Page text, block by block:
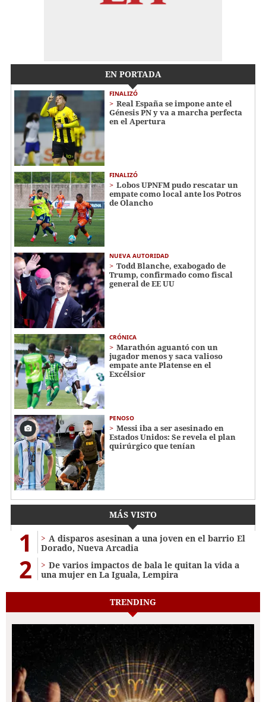
EN PORTADA
FINALIZÓ
Real España se impone ante el
Génesis PN y va a marcha perfecta
en el Apertura
FINALIZÓ
Lobos UPNFM pudo rescatar un
empate como local ante los Potros
de Olancho
NUEVA AUTORIDAD
Todd Blanche, exabogado de
Trump, confirmado como fiscal
general de EE UU
CRÓNICA
Marathón aguantó con un
jugador menos y saca valioso
empate ante Platense en el
Excélsior
PENOSO
Messi iba a ser asesinado en
Estados Unidos: Se revela el plan
quirúrgico que tenían
MÁS VISTO
1
A disparos asesinan a una joven en el barrio El
Dorado, Nueva Arcadia
2
De varios impactos de bala le quitan la vida a
una mujer en La Iguala, Lempira
TRENDING